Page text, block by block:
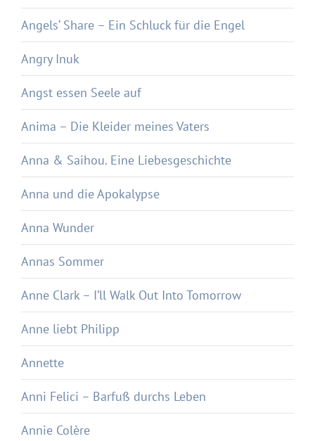
Angels‘ Share – Ein Schluck für die Engel
Angry Inuk
Angst essen Seele auf
Anima – Die Kleider meines Vaters
Anna & Saihou. Eine Liebesgeschichte
Anna und die Apokalypse
Anna Wunder
Annas Sommer
Anne Clark – I’ll Walk Out Into Tomorrow
Anne liebt Philipp
Annette
Anni Felici – Barfuß durchs Leben
Annie Colère